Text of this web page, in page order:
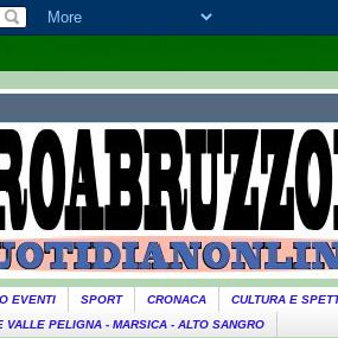
EVENTI SPORT CRONACA
CULTURA E
VALLE PELIGNA - MARSICA - ALTO SANGRO